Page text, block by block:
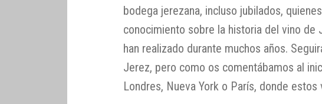
bodega jerezana, incluso jubilados,
conocimiento sobre la historia del vino de
han realizado durante muchos años.
Jerez, pero como os comentábamos al
Londres, Nueva York o París, donde